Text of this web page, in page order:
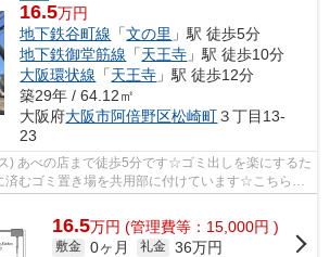
16.5万円
地下鉄谷町線 「文の里 」駅 徒歩5分
地下鉄御堂筋線 「天王寺 」駅 徒歩10分
大阪環状線 「天王寺 」駅 徒歩12分
築29年 / 64.12㎡
大阪府大阪市阿倍野区松崎町３丁目13-
23
) あべの店まで徒歩5分です☆ゴミ出しを楽にするた
済むゴミ置き場を共用部に付けています☆こちらは
ます☆当社イチ...
16.5万円 (管理費等：15,000円 )
敷金 0ヶ月 礼金 36万円